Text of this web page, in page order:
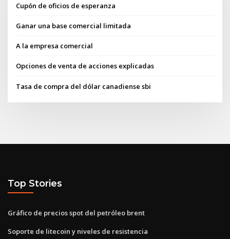
Cupón de oficios de esperanza
Ganar una base comercial limitada
A la empresa comercial
Opciones de venta de acciones explicadas
Tasa de compra del dólar canadiense sbi
Top Stories
Gráfico de precios spot del petróleo brent
Soporte de litecoin y niveles de resistencia